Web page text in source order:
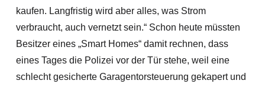
kaufen. Langfristig wird aber alles, was Strom
verbraucht, auch vernetzt sein.“ Schon heute müssten
Besitzer eines „Smart Homes“ damit rechnen, dass
eines Tages die Polizei vor der Tür stehe, weil eine
schlecht gesicherte Garagentorsteuerung gekapert und